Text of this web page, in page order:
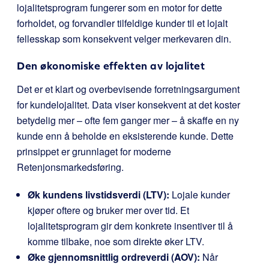
lojalitetsprogram fungerer som en motor for dette
forholdet, og forvandler tilfeldige kunder til et lojalt
fellesskap som konsekvent velger merkevaren din.
Den økonomiske effekten av lojalitet
Det er et klart og overbevisende forretningsargument
for kundelojalitet. Data viser konsekvent at det koster
betydelig mer – ofte fem ganger mer – å skaffe en ny
kunde enn å beholde en eksisterende kunde. Dette
prinsippet er grunnlaget for moderne
Retenjonsmarkedsføring.
Øk kundens livstidsverdi (LTV): Lojale kunder
kjøper oftere og bruker mer over tid. Et
lojalitetsprogram gir dem konkrete insentiver til å
komme tilbake, noe som direkte øker LTV.
Øke gjennomsnittlig ordreverdi (AOV): Når